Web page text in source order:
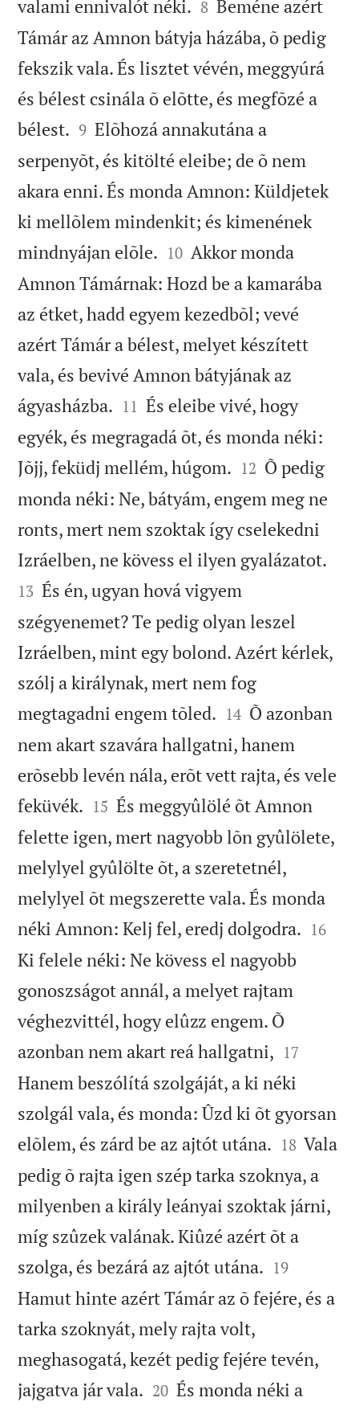
valami ennivalót néki. 

8 Beméne azért
Támár az Amnon bátyja házába, õ pedig
fekszik vala. És lisztet vévén, meggyúrá
és bélest csinála õ elõtte, és megfõzé a
bélest. 

9 Elõhozá annakutána a
serpenyõt, és kitölté eleibe; de õ nem
akara enni. És monda Amnon: Küldjetek
ki mellõlem mindenkit; és kimenének
mindnyájan elõle. 

10 Akkor monda
Amnon Támárnak: Hozd be a kamarába
az étket, hadd egyem kezedbõl; vevé
azért Támár a bélest, melyet készített
vala, és bevivé Amnon bátyjának az
ágyasházba. 

11 És eleibe vivé, hogy
egyék, és megragadá õt, és monda néki:
Jõjj, feküdj mellém, húgom. 

12 Õ pedig
monda néki: Ne, bátyám, engem meg ne
ronts, mert nem szoktak így cselekedni
Izráelben, ne kövess el ilyen gyalázatot.
13 És én, ugyan hová vigyem
szégyenemet? Te pedig olyan leszel
Izráelben, mint egy bolond. Azért kérlek,
szólj a királynak, mert nem fog
megtagadni engem tõled. 

14 Õ azonban
nem akart szavára hallgatni, hanem
erõsebb levén nála, erõt vett rajta, és vele
feküvék. 

15 És meggyûlölé õt Amnon
felette igen, mert nagyobb lõn gyûlölete,
melylyel gyûlölte õt, a szeretetnél,
melylyel õt megszerette vala. És monda
néki Amnon: Kelj fel, eredj dolgodra. 

16
Ki felele néki: Ne kövess el nagyobb
gonoszságot annál, a melyet rajtam
véghezvittél, hogy elûzz engem. Õ
azonban nem akart reá hallgatni, 

17
Hanem beszólítá szolgáját, a ki néki
szolgál vala, és monda: Ûzd ki õt gyorsan
elõlem, és zárd be az ajtót utána. 

18 Vala
pedig õ rajta igen szép tarka szoknya, a
milyenben a király leányai szoktak járni,
míg szûzek valának. Kiûzé azért õt a
szolga, és bezárá az ajtót utána. 

19
Hamut hinte azért Támár az õ fejére, és a
tarka szoknyát, mely rajta volt,
meghasogatá, kezét pedig fejére tevén,
jajgatva jár vala. 

20 És monda néki a